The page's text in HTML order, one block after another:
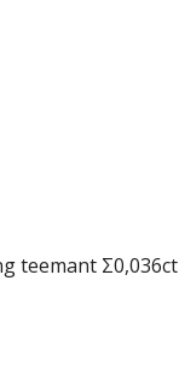
teemant Σ0,036ct